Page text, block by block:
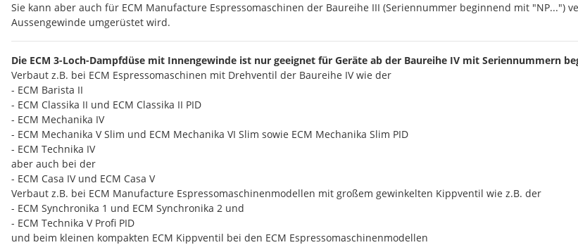
Sie kann aber auch für ECM Manufacture Espressomaschinen der Baureihe III (Seriennummer beginnend mit "NP...")
Aussengewinde umgerüstet wird.
Die ECM 3-Loch-Dampfdüse mit Innengewinde ist nur geeignet für Geräte ab der Baureihe IV mit Seriennummern
Verbaut z.B. bei ECM Espressomaschinen mit Drehventil der Baureihe IV wie der
- ECM Barista II
- ECM Classika II und ECM Classika II PID
- ECM Mechanika IV
- ECM Mechanika V Slim und ECM Mechanika VI Slim sowie ECM Mechanika Slim PID
- ECM Technika IV
aber auch bei der
- ECM Casa IV und ECM Casa V
Verbaut z.B. bei ECM Manufacture Espressomaschinenmodellen mit großem gewinkelten Kippventil wie z.B. der
- ECM Synchronika 1 und ECM Synchronika 2 und
- ECM Technika V Profi PID
und beim kleinen kompakten ECM Kippventil bei den ECM Espressomaschinenmodellen